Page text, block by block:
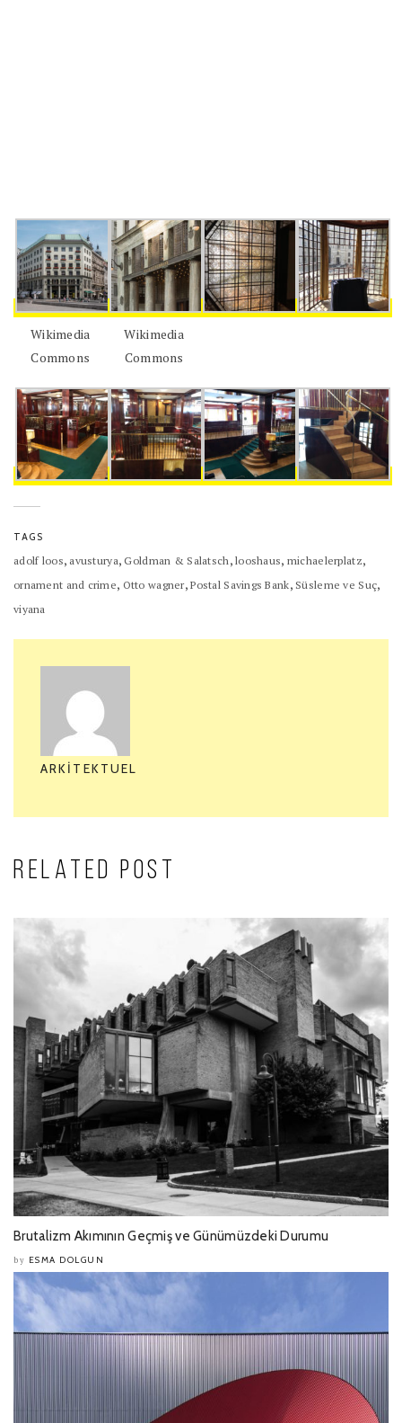
Wikimedia
Commons
Wikimedia
Commons
TAGS
adolf loos, avusturya, Goldman & Salatsch,looshaus, michaelerplatz,
ornament and crime, Otto wagner,Postal Savings Bank, Süsleme ve Suç,
viyana
ARKITEKTUEL
RELATED POST
Brutalizm Akımının Geçmiş ve Günümüzdeki Durumu
by ESMA DOLGUN